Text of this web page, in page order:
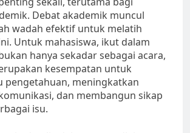
Debat akademik muncul
wadah efektif untuk melatih
Untuk mahasiswa, ikut dalam
hanya sekadar sebagai acara,
kesempatan untuk
pengetahuan, meningkatkan
dan membangun sikap
isu.